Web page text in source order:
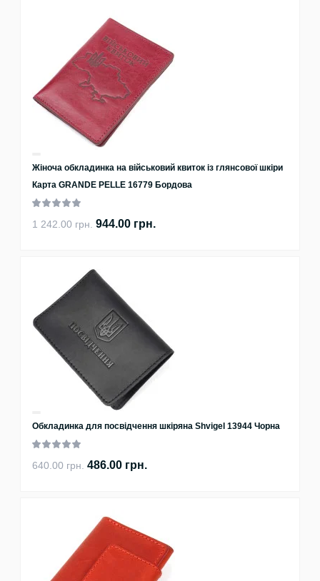
Жіноча обкладинка на військовий квиток із глянсової шкіри
Карта GRANDE PELLE 16779 Бордова
1 242.00 грн. 944.00 грн.
Обкладинка для посвідчення шкіряна Shvigel 13944 Чорна
640.00 грн. 486.00 грн.